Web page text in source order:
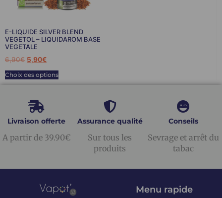
E-LIQUIDE SILVER BLEND
VEGETOL – LIQUIDAROM BASE
VEGETALE
6,90€ 5,90€
Choix des options
Livraison offerte
A partir de 39.90€
Assurance qualité
Sur tous les
produits
Conseils
Sevrage et arrêt du
tabac
Menu rapide